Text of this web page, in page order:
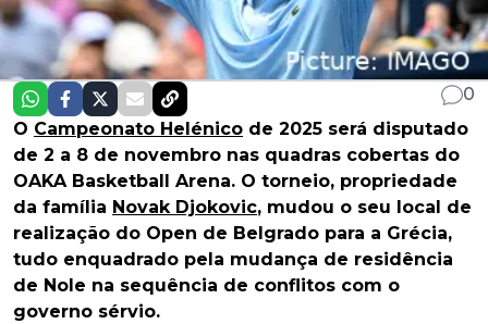
0
O Campeonato Helénico de 2025 será disputado
de 2 a 8 de novembro nas quadras cobertas do
OAKA Basketball Arena. O torneio, propriedade
da família Novak Djokovic, mudou o seu local de
realização do Open de Belgrado para a Grécia,
tudo enquadrado pela mudança de residência
de Nole na sequência de conflitos com o
governo sérvio.